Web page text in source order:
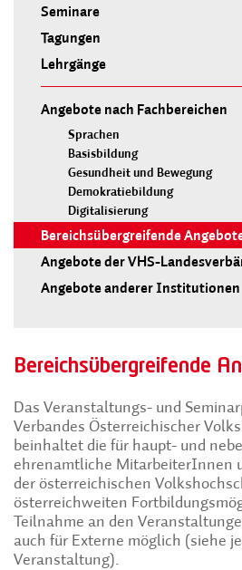
Seminare
Tagungen
Lehrgänge
Angebote nach Fachbereichen
Sprachen
Basisbildung
Gesundheit und Bewegung
Demokratiebildung
Digitalisierung
Bereichsübergreifende
Angebote der VHS-
Angebote anderer Institutionen
Bereichsübergreifende
Das Veranstaltungs- und
Verbandes Österreichischer
beinhaltet die für haupt- und
ehrenamtliche MitarbeiterInnen
der österreichischen
österreichweiten
Teilnahme an den
auch für Externe möglich (siehe
Veranstaltung).